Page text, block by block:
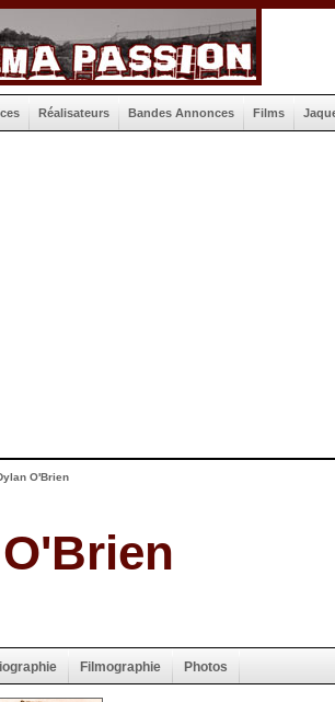
Réalisateurs Bandes Annonces Films
O'Brien
Filmographie Photos